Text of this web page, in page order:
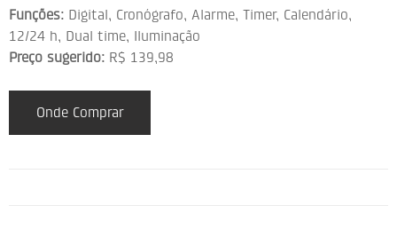
Funções: Digital, Cronógrafo, Alarme, Timer, Calendário,
12/24 h, Dual time, Iluminação
Preço sugerido: R$ 139,98
Onde Comprar